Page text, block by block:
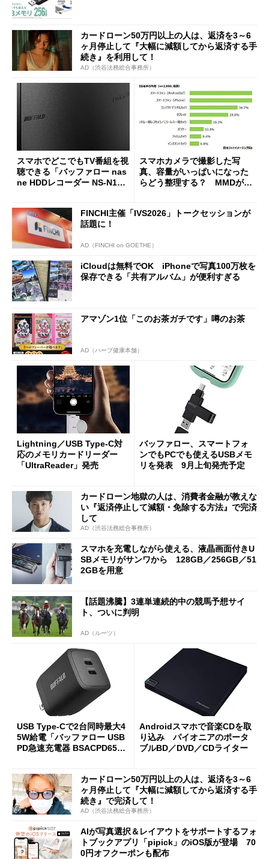
カードローン50万円以上の人は、返済を3～6
ヶ月停止して『大幅に減額してから返済する手
続き』を利用して！
AD（渋谷法務総合事務所）
スマホでどこでもTV番組を視
聴できる「バッファロー nas
ne HDDレコーダー NS-N10
スマホカメラで撮影した写
真、容量がいっぱいになった
らどう整理する？ MMDが調
FINCHI主催「IVS2026」トークセッションが
話題に！
AD（FINCHI on GOETHE）
iCloudは無料でOK iPhoneで写真100万枚を
保存できる「共有アルバム」が便利すぎる
アマゾン1位「このお茶ガチです」噂のお茶
AD（ハーブ健康本舗）
Lightning／USB Type-C対
応のメモリカードリーダー
「UltraReader」発売
バッファロー、スマートフォ
ンでもPCでも使えるUSBメモ
リを発表 9月上旬発売予定
カードローン地獄の人は、消費者金融が教えな
い『返済停止して減額・免除する方法』で完済
して
AD（渋谷法務総合事務所）
スマホを充電しながら使える、液晶画面付きU
SBメモリがサンワから 128GB／256GB／51
2GBを用意
【話題沸騰】3連単連続的中の競馬予想サイ
ト、ついに判明
AD（ルーツ）
USB Type-Cで2台同時最大4
5W給電「バッファロー USB
PD急速充電器 BSACPD6505
Androidスマホで音楽CDを取
り込み パイオニアのポータ
ブルBD／DVD／CDライター
カードローン50万円以上の人は、返済を3～6
ヶ月停止して『大幅に減額してから返済する手
続き』で完済して！
AD（渋谷法務総合事務所）
AIが写真選択＆レイアウトをサポートするフォ
トブックアプリ「pipick」のiOS版が登場 70
0円オフクーポンも配布